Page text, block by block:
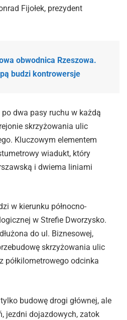
Fijołek, prezydent
obwodnica Rzeszowa.
budzi kontrowersje
dwa pasy ruchu w każdą
skrzyżowania ulic
Kluczowym elementem
wiadukt, który
i dwiema liniami
w kierunku północno-
w Strefie Dworzysko.
do ul. Biznesowej,
skrzyżowania ulic
półkilometrowego odcinka
budowę drogi głównej, ale
jezdni dojazdowych, zatok